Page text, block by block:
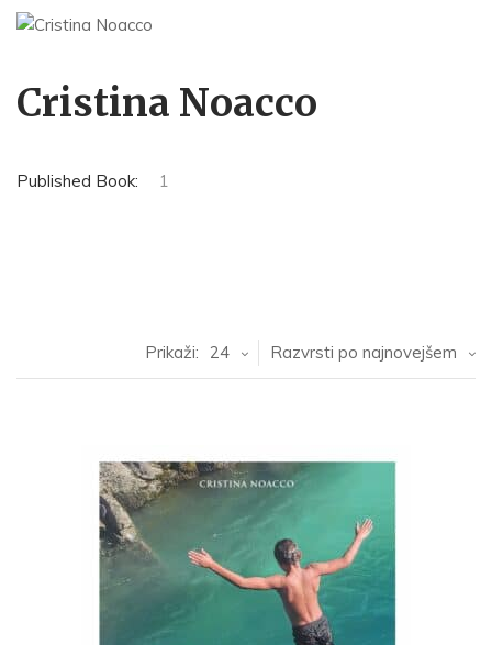
Cristina Noacco
Published Book: 1
Razvrsti po najnovejšem
Prikaži: 24